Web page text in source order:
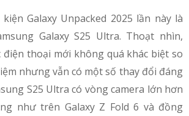
Galaxy Unpacked 2025 lần này là
Galaxy S25 Ultra. Thoạt nhìn,
điện thoại mới không quá khác biệt so
nhưng vẫn có một số thay đổi đáng
S25 Ultra có vòng camera lớn hơn
như trên Galaxy Z Fold 6 và đồng